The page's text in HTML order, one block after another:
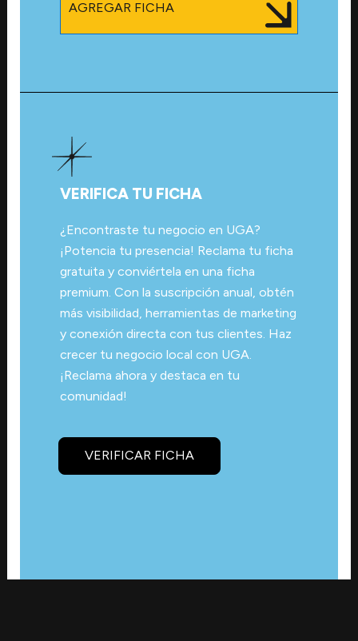
AGREGAR FICHA
VERIFICA TU FICHA
¿Encontraste tu negocio en UGA?
¡Potencia tu presencia! Reclama tu ficha
gratuita y conviértela en una ficha
premium. Con la suscripción anual, obtén
más visibilidad, herramientas de marketing
y conexión directa con tus clientes. Haz
crecer tu negocio local con UGA.
¡Reclama ahora y destaca en tu
comunidad!
VERIFICAR FICHA